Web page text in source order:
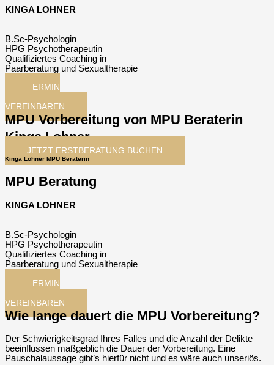
KINGA LOHNER
B.Sc-Psychologin
HPG Psychotherapeutin
Qualifiziertes Coaching in
Paarberatung und Sexualtherapie
TERMIN
VEREINBAREN
MPU Vorbereitung von MPU Beraterin
Kinga Lohner
JETZT ERSTBERATUNG BUCHEN
Kinga Lohner MPU Beraterin
MPU Beratung
KINGA LOHNER
B.Sc-Psychologin
HPG Psychotherapeutin
Qualifiziertes Coaching in
Paarberatung und Sexualtherapie
TERMIN
VEREINBAREN
Wie lange dauert die MPU Vorbereitung?
Der Schwierigkeitsgrad Ihres Falles und die Anzahl der Delikte
beeinflussen maßgeblich die Dauer der Vorbereitung. Eine
Pauschalaussage gibt’s hierfür nicht und es wäre auch unseriös.